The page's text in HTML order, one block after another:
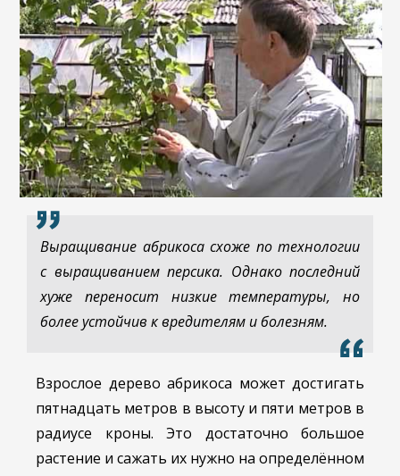
Выращивание абрикоса схоже по технологии
с выращиванием персика. Однако последний
хуже переносит низкие температуры, но
более устойчив к вредителям и болезням.
Взрослое дерево абрикоса может достигать
пятнадцать метров в высоту и пяти метров в
радиусе кроны. Это достаточно большое
растение и сажать их нужно на определённом